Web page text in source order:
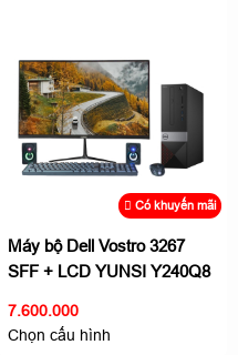
Có khuyến mãi
Máy bộ Dell Vostro 3267
SFF + LCD YUNSI Y240Q8
hạn
7.600.000
Chọn cấu hình